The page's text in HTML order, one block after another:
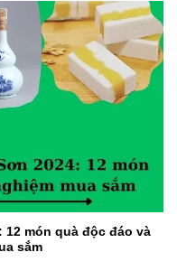
12 món quà độc đáo và
sắm